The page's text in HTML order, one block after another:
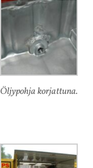
Öljypohja korjattuna.